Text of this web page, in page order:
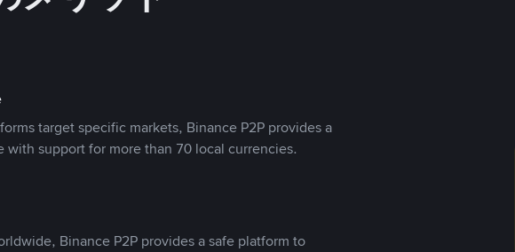
target specific markets, Binance P2P provides a
support for more than 70 local currencies.
Binance P2P provides a safe platform to